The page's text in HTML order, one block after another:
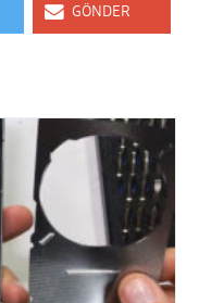
GÖNDER